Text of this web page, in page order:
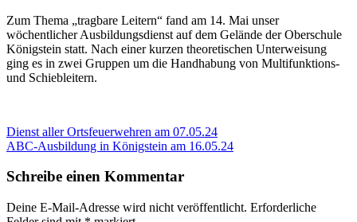
Zum Thema „tragbare Leitern“ fand am 14. Mai unser
wöchentlicher Ausbildungsdienst auf dem Gelände der Oberschule
Königstein statt. Nach einer kurzen theoretischen Unterweisung
ging es in zwei Gruppen um die Handhabung von Multifunktions-
und Schiebleitern.
Beitragsnavigation
Vorheriger
Beitrag:
Dienst aller Ortsfeuerwehren am 07.05.24
Nächster
ABC-Ausbildung in Königstein am 16.05.24
Schreibe einen Kommentar
Deine E-Mail-Adresse wird nicht veröffentlicht. Erforderliche